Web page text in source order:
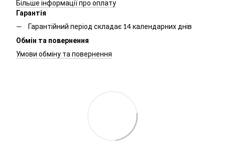
Більше інформації про оплату
Гарантія
Гарантійний період складає 14 календарних днів
Обмін та повернення
Умови обміну та повернення